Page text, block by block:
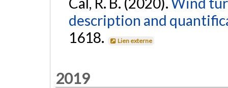
description and
1618.
Lien externe
2019